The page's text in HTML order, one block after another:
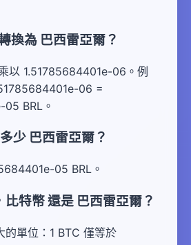
換為 巴西雷亞爾？
以 1.51785684401e-06。例
06 =
BRL。
少 巴西雷亞爾？
05 BRL。
特幣 還是 巴西雷亞爾？
的單位：1 BTC 僅等於